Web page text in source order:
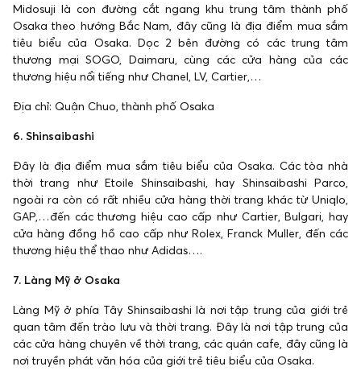
Midosuji là con đường cắt ngang khu trung tâm thành phố
Osaka theo hướng Bắc Nam, đây cũng là địa điểm mua sắm
tiêu biểu của Osaka. Dọc 2 bên đường có các trung tâm
thương mại SOGO, Daimaru, cùng các cửa hàng của các
thương hiệu nổi tiếng như Chanel, LV, Cartier,…
Địa chỉ: Quận Chuo, thành phố Osaka
6. Shinsaibashi
Đây là địa điểm mua sắm tiêu biểu của Osaka. Các tòa nhà
thời trang như Etoile Shinsaibashi, hay Shinsaibashi Parco,
ngoài ra còn có rất nhiều cửa hàng thời trang khác từ Uniqlo,
GAP,…đến các thương hiệu cao cấp như Cartier, Bulgari, hay
cửa hàng đồng hồ cao cấp như Rolex, Franck Muller, đến các
thương hiệu thể thao như Adidas….
7. Làng Mỹ ở Osaka
Làng Mỹ ở phía Tây Shinsaibashi là nơi tập trung của giới trẻ
quan tâm đến trào lưu và thời trang. Đây là nơi tập trung của
các cửa hàng chuyên về thời trang, các quán cafe, đây cũng là
nơi truyền phát văn hóa của giới trẻ tiêu biểu của Osaka.